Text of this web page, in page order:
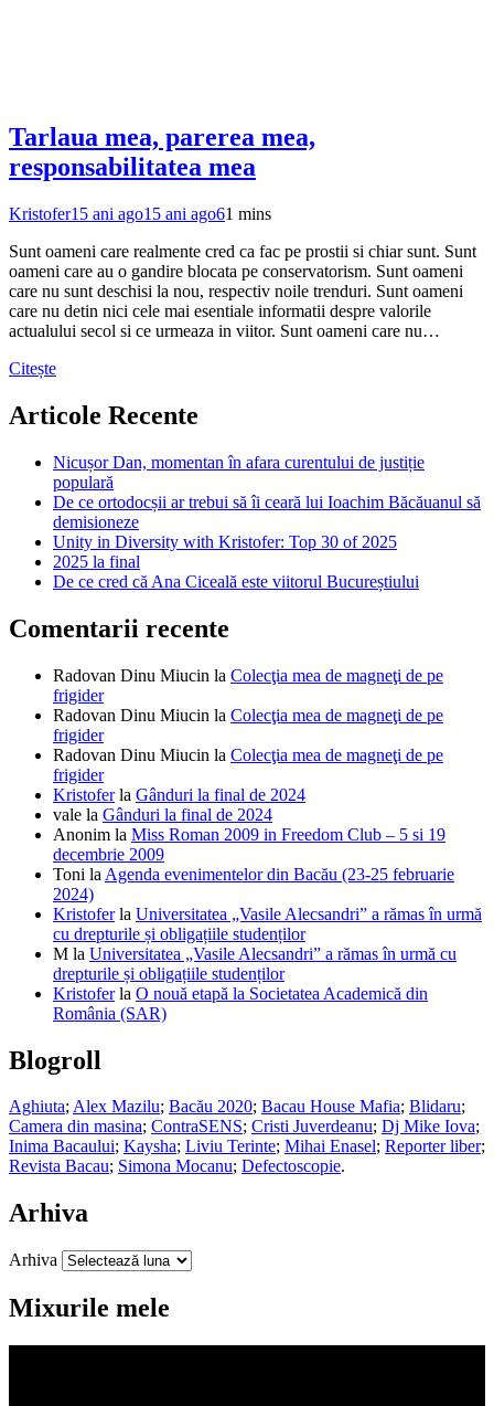
Tarlaua mea, parerea mea,
responsabilitatea mea
Kristofer15 ani ago15 ani ago61 mins
Sunt oameni care realmente cred ca fac pe prostii si chiar sunt. Sunt
oameni care au o gandire blocata pe conservatorism. Sunt oameni
care nu sunt deschisi la nou, respectiv noile trenduri. Sunt oameni
care nu detin nici cele mai esentiale informatii despre valorile
actualului secol si ce urmeaza in viitor. Sunt oameni care nu…
Citește
Articole Recente
Nicușor Dan, momentan în afara curentului de justiție
populară
De ce ortodocșii ar trebui să îi ceară lui Ioachim Băcăuanul să
demisioneze
Unity in Diversity with Kristofer: Top 30 of 2025
2025 la final
De ce cred că Ana Ciceală este viitorul Bucureștiului
Comentarii recente
Radovan Dinu Miucin la Colecţia mea de magneţi de pe
frigider
Radovan Dinu Miucin la Colecţia mea de magneţi de pe
frigider
Radovan Dinu Miucin la Colecţia mea de magneţi de pe
frigider
Kristoferla Gânduri la final de 2024
vale la Gânduri la final de 2024
Anonim la Miss Roman 2009 in Freedom Club – 5 si 19
decembrie 2009
Toni la Agenda evenimentelor din Bacău (23-25 februarie
2024)
Kristoferla Universitatea „Vasile Alecsandri” a rămas în urmă
cu drepturile și obligațiile studenților
M la Universitatea „Vasile Alecsandri” a rămas în urmă cu
drepturile și obligațiile studenților
Kristoferla O nouă etapă la Societatea Academică din
România (SAR)
Blogroll
Aghiuta;Alex Mazilu; Bacău 2020; Bacau House Mafia; Blidaru;
Camera din masina; ContraSENS; Cristi Juverdeanu; Dj Mike Iova;
Inima Bacaului; Kaysha; Liviu Terinte; Mihai Enasel; Reporter liber;
Revista Bacau; Simona Mocanu; Defectoscopie.
Arhiva
Arhiva
Mixurile mele